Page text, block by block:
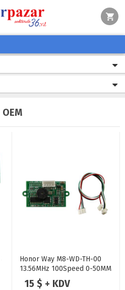
OEM
Honor Way M8-WD-TH-00
13.56MHz 100Speed 0-50MM
TTL RFID Board
15 $ + KDV